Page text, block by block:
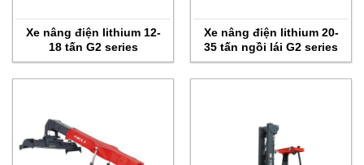
Xe nâng điện lithium 12-
18 tấn G2 series
Xe nâng điện lithium 20-
35 tấn ngồi lái G2 series